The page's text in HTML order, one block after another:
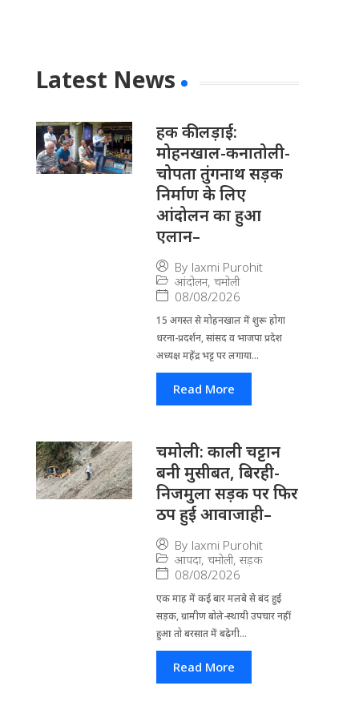
Latest News
हक की लड़ाई:
मोहनखाल-कनातोली-
चोपता तुंगनाथ सड़क
निर्माण के लिए
आंदोलन का हुआ
एलान–
By laxmi Purohit
आंदोलन, चमोली
08/08/2026
15 अगस्त से मोहनखाल में शुरू होगा
धरना-प्रदर्शन, सांसद व भाजपा प्रदेश
अध्यक्ष महेंद्र भट्ट पर लगाया...
Read More
चमोली: काली चट्टान
बनी मुसीबत, बिरही-
निजमुला सड़क पर फिर
ठप हुई आवाजाही–
By laxmi Purohit
आपदा, चमोली, सड़क
08/08/2026
एक माह में कई बार मलबे से बंद हुई
सड़क, ग्रामीण बोले-स्थायी उपचार नहीं
हुआ तो बरसात में बढ़ेगी...
Read More